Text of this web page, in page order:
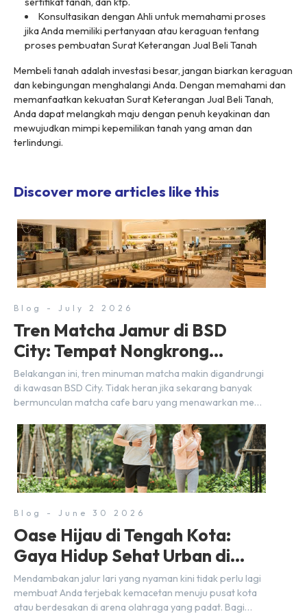
Konsultasikan dengan Ahli untuk memahami proses
jika Anda memiliki pertanyaan atau keraguan tentang
proses pembuatan Surat Keterangan Jual Beli Tanah
Membeli tanah adalah investasi besar, jangan biarkan keraguan
dan kebingungan menghalangi Anda. Dengan memahami dan
memanfaatkan kekuatan Surat Keterangan Jual Beli Tanah,
Anda dapat melangkah maju dengan penuh keyakinan dan
mewujudkan mimpi kepemilikan tanah yang aman dan
terlindungi.
Discover more articles like this
Blog - July 2 2026
Tren Matcha Jamur di BSD
City: Tempat Nongkrong
Estetik Dekat Hunian
Belakangan ini, tren minuman matcha makin digandrungi
di kawasan BSD City. Tidak heran jika sekarang banyak
bermunculan matcha cafe baru yang menawarkan menu
nyaman, baik untuk produktif bekerja (WFC) maupun
sekadar bersantai bersama orang terdekat. Kabar
baiknya, deretan kafe hits ini tersebar di lokasi-lokasi
strategis yang sangat […]
Blog - June 30 2026
Oase Hijau di Tengah Kota:
Gaya Hidup Sehat Urban di
BSD City
Mendambakan jalur lari yang nyaman kini tidak perlu lagi
membuat Anda terjebak kemacetan menuju pusat kota
atau berdesakan di arena olahraga yang padat. Bagi